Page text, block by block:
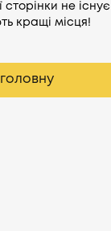
сторінки не існує
кращі місця!